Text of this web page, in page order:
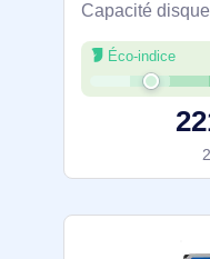
Capacité
rotation du
du disque dur:
Éco-indice